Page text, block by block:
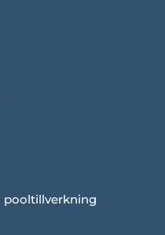
pooltillverkning